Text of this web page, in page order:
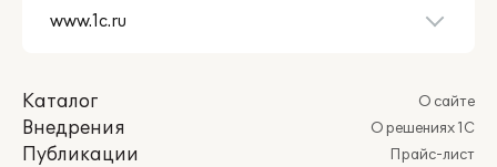
Каталог
Внедрения
Публикации
О сайте
О решениях 1С
Прайс-лист